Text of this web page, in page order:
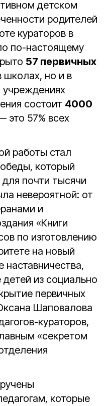
детском
родителей
кураторов в
по-настоящему
57 первичных
школах, но и в
учреждениях
состоит 4000
это 57% всех
работы стал
который
почти тысячи
невероятной: от
и
«Книги
по изготовлению
на новый
наставничества,
из социально
первичных
Шаповалова
кураторов,
«секретом
которые